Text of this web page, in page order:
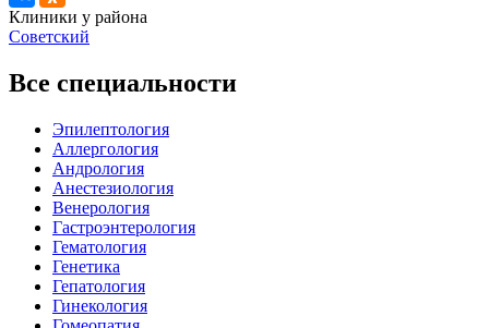
Клиники у района
Советский
Все специальности
Эпилептология
Аллергология
Андрология
Анестезиология
Венерология
Гастроэнтерология
Гематология
Генетика
Гепатология
Гинекология